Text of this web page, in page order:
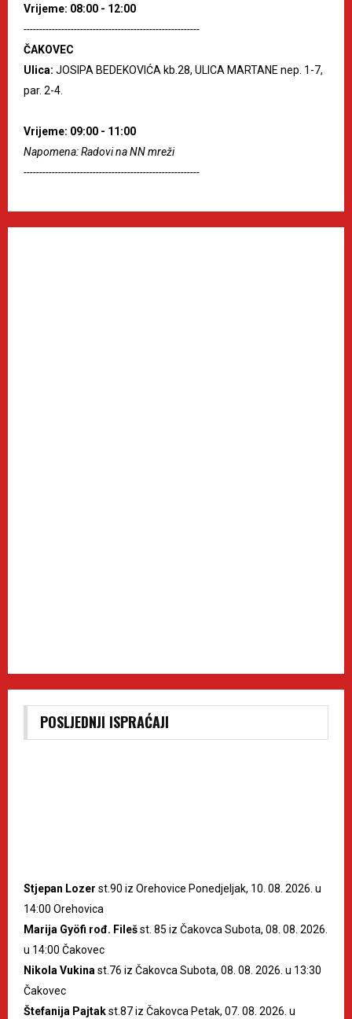
Vrijeme: 08:00 - 12:00
--------------------------------------------------------
ČAKOVEC
Ulica: JOSIPA BEDEKOVIĆA kb.28, ULICA MARTANE nep. 1-7,
par. 2-4.
Vrijeme: 09:00 - 11:00
Napomena: Radovi na NN mreži
--------------------------------------------------------
POSLJEDNJI ISPRAĆAJI
Stjepan Lozer st.90 iz Orehovice Ponedjeljak, 10. 08. 2026. u
14:00 Orehovica
Marija Gyöfi rođ. Filešst. 85 iz Čakovca Subota, 08. 08. 2026.
u 14:00 Čakovec
Nikola Vukinast.76 iz Čakovca Subota, 08. 08. 2026. u 13:30
Čakovec
Štefanija Pajtakst.87 iz Čakovca Petak, 07. 08. 2026. u